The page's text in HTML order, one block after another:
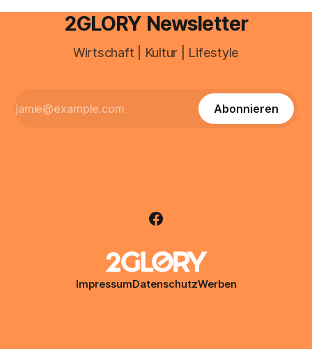
2GLORY Newsletter
Wirtschaft | Kultur | Lifestyle
Abonnieren
ImpressumDatenschutzWerben